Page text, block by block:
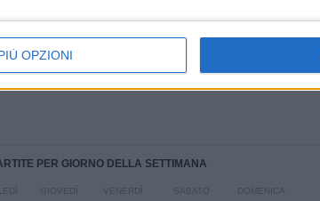
OPZIONI
PER GIORNO DELLA SETTIMANA
GIOVEDÌ VENERDÌ SABATO DOMENICA